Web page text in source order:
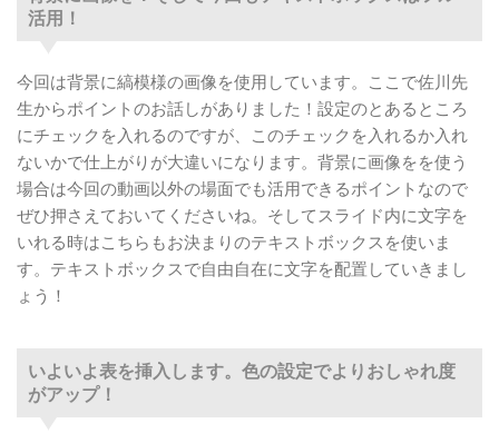
活用！
今回は背景に縞模様の画像を使用しています。ここで佐川先
生からポイントのお話しがありました！設定のとあるところ
にチェックを入れるのですが、このチェックを入れるか入れ
ないかで仕上がりが大違いになります。背景に画像をを使う
場合は今回の動画以外の場面でも活用できるポイントなので
ぜひ押さえておいてくださいね。そしてスライド内に文字を
いれる時はこちらもお決まりのテキストボックスを使いま
す。テキストボックスで自由自在に文字を配置していきまし
ょう！
いよいよ表を挿入します。色の設定でよりおしゃれ度
がアップ！